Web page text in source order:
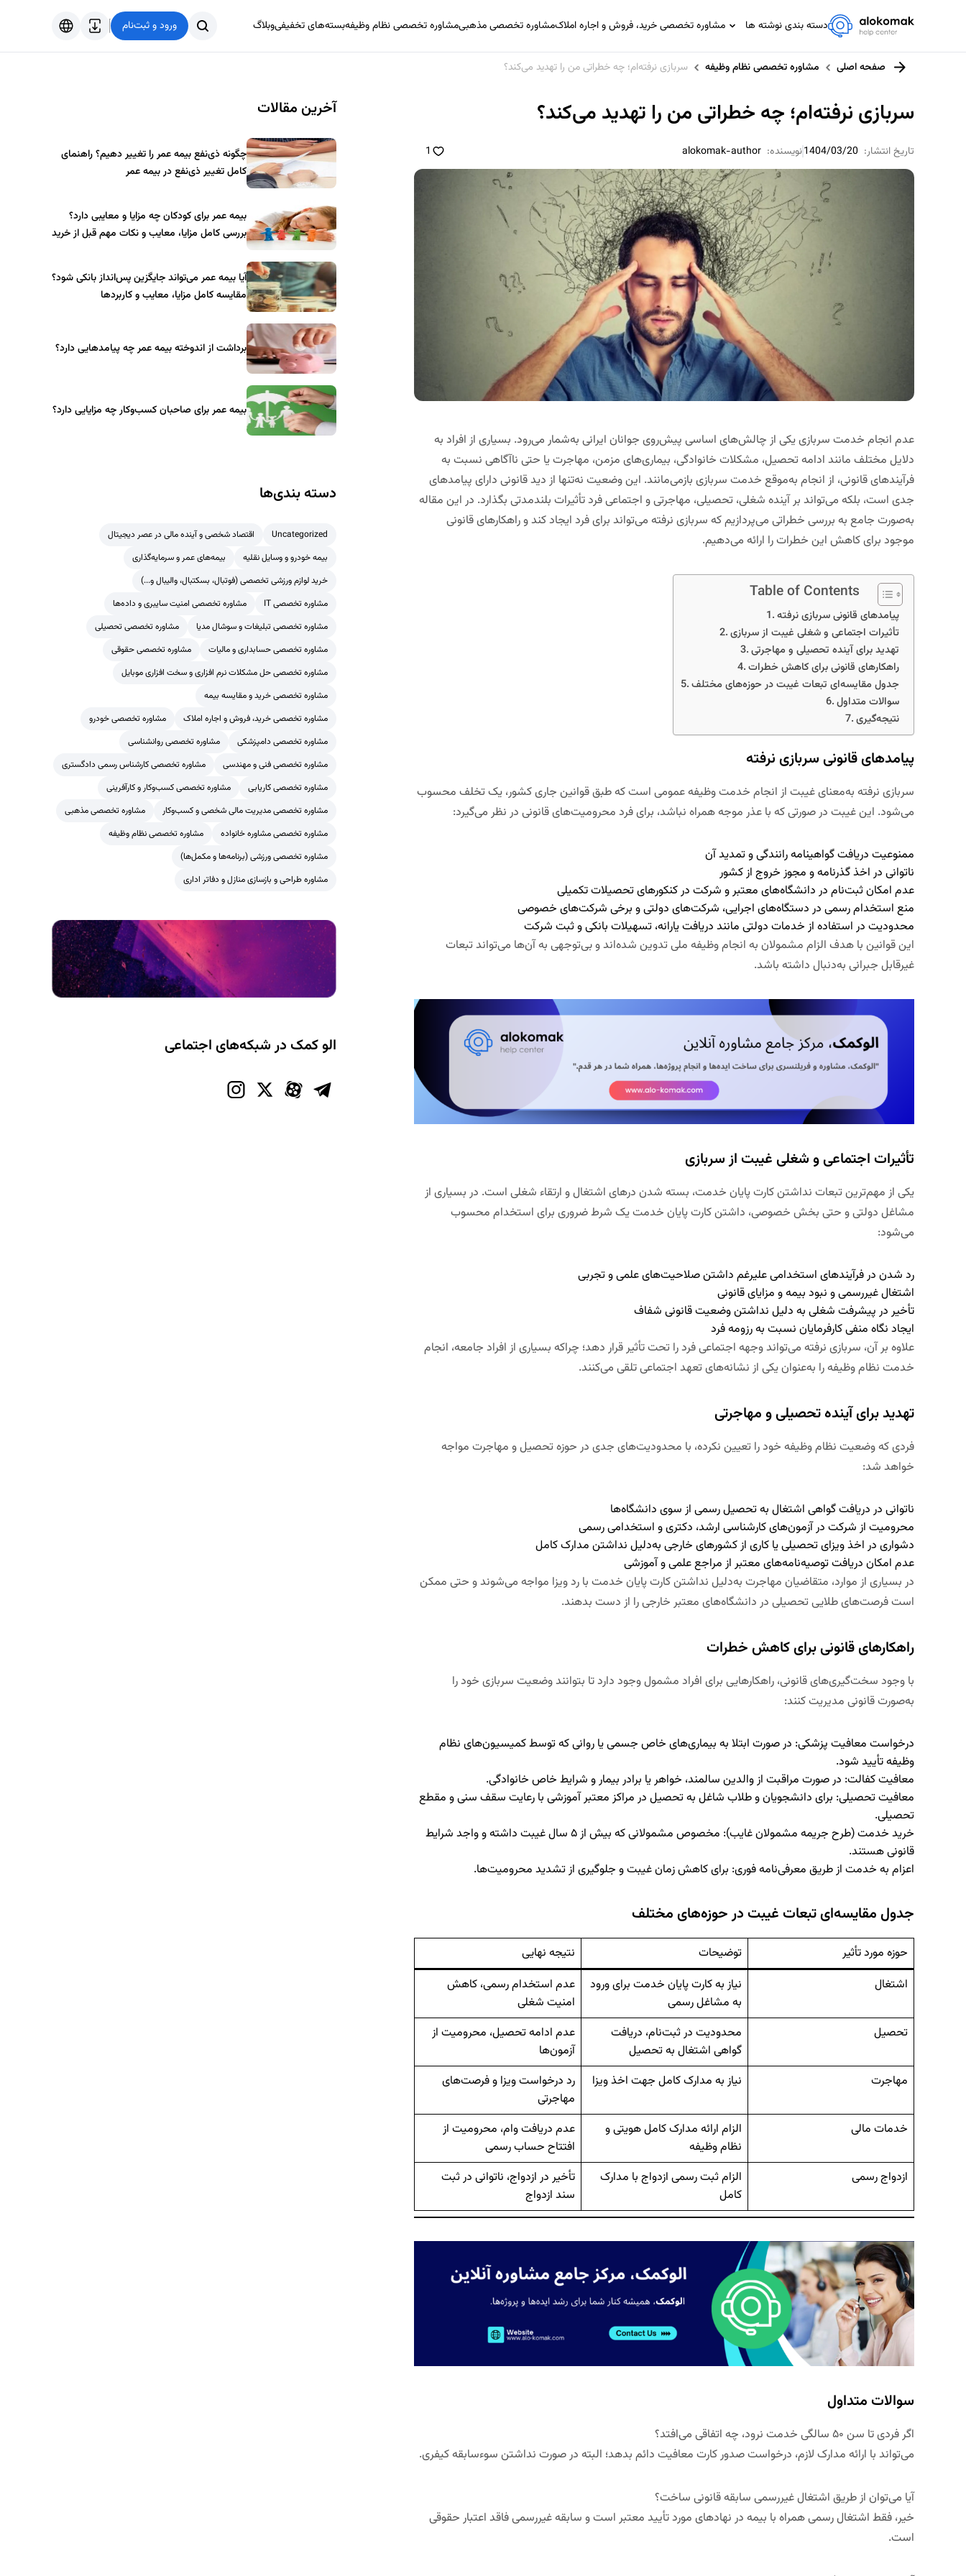
دسته بندی نوشته ها
مشاوره تخصصی IT
مشاوره خانواده
مشاوره ورزشی
مشاوره تخصصی خرید، فروش و اجاره املاکمشاوره تخصصی مذهبیمشاوره تخصصی نظام وظیفهبسته‌های تخفیفیوبلاگ ورود و ثبت‌نام
فارسی
صفحه اصلی مشاوره تخصصی نظام وظیفه سربازی نرفته‌ام؛ چه خطراتی من را تهدید می‌کند؟
سربازی نرفته‌ام؛ چه خطراتی من را تهدید می‌کند؟
تاریخ انتشار: 1404/03/20نویسنده: alokomak-author
1
عدم انجام خدمت سربازی یکی از چالش‌های اساسی پیش‌روی جوانان ایرانی به‌شمار می‌رود. بسیاری از افراد به
دلایل مختلف مانند ادامه تحصیل، مشکلات خانوادگی، بیماری‌های مزمن، مهاجرت یا حتی ناآگاهی نسبت به
فرآیندهای قانونی، از انجام به‌موقع خدمت سربازی بازمی‌مانند. این وضعیت نه‌تنها از دید قانونی دارای پیامدهای
جدی است، بلکه می‌تواند بر آینده شغلی، تحصیلی، مهاجرتی و اجتماعی فرد تأثیرات بلندمدتی بگذارد. در این مقاله
به‌صورت جامع به بررسی خطراتی می‌پردازیم که سربازی نرفته می‌تواند برای فرد ایجاد کند و راهکارهای قانونی
موجود برای کاهش این خطرات را ارائه می‌دهیم.
Table of Contents
پیامدهای قانونی سربازی نرفته
تأثیرات اجتماعی و شغلی غیبت از سربازی
تهدید برای آینده تحصیلی و مهاجرتی
راهکارهای قانونی برای کاهش خطرات
جدول مقایسه‌ای تبعات غیبت در حوزه‌های مختلف
سوالات متداول
نتیجه‌گیری
پیامدهای قانونی سربازی نرفته
سربازی نرفته به‌معنای غیبت از انجام خدمت وظیفه عمومی است که طبق قوانین جاری کشور، یک تخلف محسوب
می‌شود. این غیبت در صورتی که با عذر موجه همراه نباشد، برای فرد محرومیت‌های قانونی در نظر می‌گیرد:
ممنوعیت دریافت گواهینامه رانندگی و تمدید آن
ناتوانی در اخذ گذرنامه و مجوز خروج از کشور
عدم امکان ثبت‌نام در دانشگاه‌های معتبر و شرکت در کنکورهای تحصیلات تکمیلی
منع استخدام رسمی در دستگاه‌های اجرایی، شرکت‌های دولتی و برخی شرکت‌های خصوصی
محدودیت در استفاده از خدمات دولتی مانند دریافت یارانه، تسهیلات بانکی و ثبت شرکت
این قوانین با هدف الزام مشمولان به انجام وظیفه ملی تدوین شده‌اند و بی‌توجهی به آن‌ها می‌تواند تبعات
غیرقابل جبرانی به‌دنبال داشته باشد.
تأثیرات اجتماعی و شغلی غیبت از سربازی
یکی از مهم‌ترین تبعات نداشتن کارت پایان خدمت، بسته شدن درهای اشتغال و ارتقاء شغلی است. در بسیاری از
مشاغل دولتی و حتی بخش خصوصی، داشتن کارت پایان خدمت یک شرط ضروری برای استخدام محسوب
می‌شود:
رد شدن در فرآیندهای استخدامی علیرغم داشتن صلاحیت‌های علمی و تجربی
اشتغال غیررسمی و نبود بیمه و مزایای قانونی
تأخیر در پیشرفت شغلی به دلیل نداشتن وضعیت قانونی شفاف
ایجاد نگاه منفی کارفرمایان نسبت به رزومه فرد
علاوه بر آن، سربازی نرفته می‌تواند وجهه اجتماعی فرد را تحت تأثیر قرار دهد؛ چراکه بسیاری از افراد جامعه، انجام
خدمت نظام وظیفه را به‌عنوان یکی از نشانه‌های تعهد اجتماعی تلقی می‌کنند.
تهدید برای آینده تحصیلی و مهاجرتی
فردی که وضعیت نظام وظیفه خود را تعیین نکرده، با محدودیت‌های جدی در حوزه تحصیل و مهاجرت مواجه
خواهد شد:
ناتوانی در دریافت گواهی اشتغال به تحصیل رسمی از سوی دانشگاه‌ها
محرومیت از شرکت در آزمون‌های کارشناسی ارشد، دکتری و استخدامی رسمی
دشواری در اخذ ویزای تحصیلی یا کاری از کشورهای خارجی به‌دلیل نداشتن مدارک کامل
عدم امکان دریافت توصیه‌نامه‌های معتبر از مراجع علمی و آموزشی
در بسیاری از موارد، متقاضیان مهاجرت به‌دلیل نداشتن کارت پایان خدمت با رد ویزا مواجه می‌شوند و حتی ممکن
است فرصت‌های طلایی تحصیلی در دانشگاه‌های معتبر خارجی را از دست بدهند.
راهکارهای قانونی برای کاهش خطرات
با وجود سخت‌گیری‌های قانونی، راهکارهایی برای افراد مشمول وجود دارد تا بتوانند وضعیت سربازی خود را
به‌صورت قانونی مدیریت کنند:
درخواست معافیت پزشکی: در صورت ابتلا به بیماری‌های خاص جسمی یا روانی که توسط کمیسیون‌های نظام
وظیفه تأیید شود.
معافیت کفالت: در صورت مراقبت از والدین سالمند، خواهر یا برادر بیمار و شرایط خاص خانوادگی.
معافیت تحصیلی: برای دانشجویان و طلاب شاغل به تحصیل در مراکز معتبر آموزشی با رعایت سقف سنی و مقطع
تحصیلی.
خرید خدمت (طرح جریمه مشمولان غایب)
: مخصوص مشمولانی که بیش از ۵ سال غیبت داشته و واجد شرایط
قانونی هستند.
اعزام به خدمت از طریق معرفی‌نامه فوری: برای کاهش زمان غیبت و جلوگیری از تشدید محرومیت‌ها.
جدول مقایسه‌ای تبعات غیبت در حوزه‌های مختلف
حوزه مورد تأثیر توضیحات
نتیجه نهایی
اشتغال
نیاز به کارت پایان خدمت برای ورود
به مشاغل رسمی
عدم استخدام رسمی، کاهش
امنیت شغلی
تحصیل
محدودیت در ثبت‌نام، دریافت
گواهی اشتغال به تحصیل
عدم ادامه تحصیل، محرومیت از
آزمون‌ها
مهاجرت
نیاز به مدارک کامل جهت اخذ ویزا
رد درخواست ویزا و فرصت‌های
مهاجرتی
خدمات مالی
الزام ارائه مدارک کامل هویتی و
نظام وظیفه
عدم دریافت وام، محرومیت از
افتتاح حساب رسمی
ازدواج رسمی
الزام ثبت رسمی ازدواج با مدارک
کامل
تأخیر در ازدواج، ناتوانی در ثبت
سند ازدواج
سوالات متداول
اگر فردی تا سن ۵۰ سالگی خدمت نرود، چه اتفاقی می‌افتد؟
می‌تواند با ارائه مدارک لازم، درخواست صدور کارت معافیت دائم بدهد؛ البته در صورت نداشتن سوءسابقه کیفری.
آیا می‌توان از طریق اشتغال غیررسمی سابقه قانونی ساخت؟
خیر، فقط اشتغال رسمی همراه با بیمه در نهادهای مورد تأیید معتبر است و سابقه غیررسمی فاقد اعتبار حقوقی
است.
آخرین مقالات
چگونه ذی‌نفع بیمه عمر را تغییر دهیم؟ راهنمای
کامل تغییر ذی‌نفع در بیمه عمر
بیمه عمر برای کودکان چه مزایا و معایبی دارد؟
بررسی کامل مزایا، معایب و نکات مهم قبل از خرید
آیا بیمه عمر می‌تواند جایگزین پس‌انداز بانکی شود؟
مقایسه کامل مزایا، معایب و کاربردها
برداشت از اندوخته بیمه عمر چه پیامدهایی دارد؟
بیمه عمر برای صاحبان کسب‌وکار چه مزایایی دارد؟
دسته بندی‌ها
Uncategorized
اقتصاد شخصی و آینده مالی در عصر دیجیتال
بیمه خودرو و وسایل نقلیه
بیمه‌های عمر و سرمایه‌گذاری
خرید لوازم ورزشی تخصصی (فوتبال، بسکتبال، والیبال و...)
مشاوره تخصصی IT
مشاوره تخصصی امنیت سایبری و داده‌ها
مشاوره تخصصی تبلیغات و سوشال مدیا
مشاوره تخصصی تحصیلی
مشاوره تخصصی حسابداری و مالیات
مشاوره تخصصی حقوقی
مشاوره تخصصی حل مشکلات نرم افزاری و سخت افزاری موبایل
مشاوره تخصصی خرید و مقایسه بیمه
مشاوره تخصصی خرید، فروش و اجاره املاک
مشاوره تخصصی خودرو
مشاوره تخصصی دامپزشکی
مشاوره تخصصی روانشناسی
مشاوره تخصصی فنی و مهندسی
مشاوره تخصصی کارشناس رسمی دادگستری
مشاوره تخصصی کاریابی
مشاوره تخصصی کسب‌وکار و کارآفرینی
مشاوره تخصصی مدیریت مالی شخصی و کسب‌وکار
مشاوره تخصصی مذهبی
مشاوره تخصصی مشاوره خانواده
مشاوره تخصصی نظام وظیفه
مشاوره تخصصی ورزشی (برنامه‌ها و مکمل‌ها)
مشاوره طراحی و بازسازی منازل و دفاتر اداری
الو کمک در شبکه‌های اجتماعی